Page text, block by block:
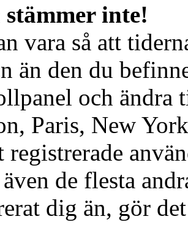
inte!
vara så att
än den du
och ändra
Paris, New
registrerade
de flesta
dig än, gör